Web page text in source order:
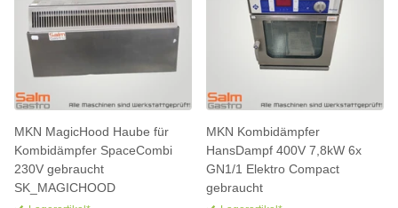
MKN MagicHood Haube für
Kombidämpfer SpaceCombi
230V gebraucht
SK_MAGICHOOD
MKN Kombidämpfer
HansDampf 400V 7,8kW 6x
GN1/1 Elektro Compact
gebraucht